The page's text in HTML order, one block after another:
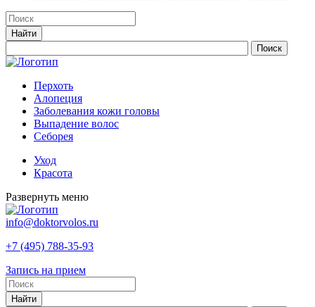
Перхоть
Алопеция
Заболевания кожи головы
Выпадение волос
Cеборея
Уход
Красота
Развернуть меню
info@doktorvolos.ru
+7 (495) 788-35-93
Запись на прием